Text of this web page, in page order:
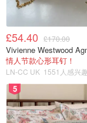
£54.40 £170.00
Vivienne Westwood
情人节款心形耳钉！
LN-CC UK 1551人感兴趣
5